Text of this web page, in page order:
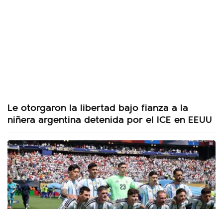
Le otorgaron la libertad bajo fianza a la
niñera argentina detenida por el ICE en EEUU